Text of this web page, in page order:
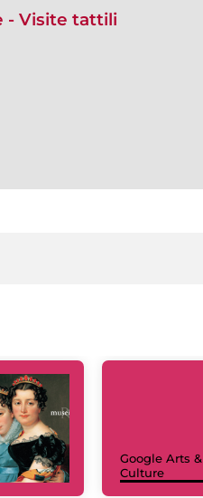
- Visite tattili
Google Arts &
Culture